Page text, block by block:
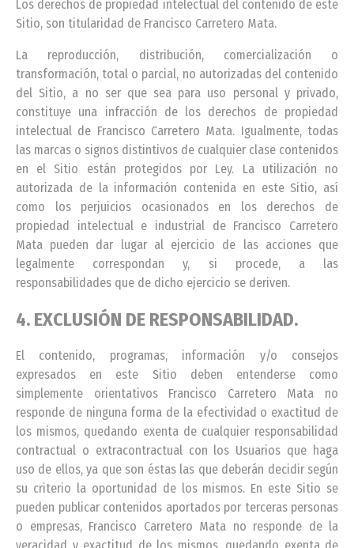
Los derechos de propiedad intelectual del contenido de este
Sitio, son titularidad de Francisco Carretero Mata.
La reproducción, distribución, comercialización o
transformación, total o parcial, no autorizadas del contenido
del Sitio, a no ser que sea para uso personal y privado,
constituye una infracción de los derechos de propiedad
intelectual de Francisco Carretero Mata. Igualmente, todas
las marcas o signos distintivos de cualquier clase contenidos
en el Sitio están protegidos por Ley. La utilización no
autorizada de la información contenida en este Sitio, así
como los perjuicios ocasionados en los derechos de
propiedad intelectual e industrial de Francisco Carretero
Mata pueden dar lugar al ejercicio de las acciones que
legalmente correspondan y, si procede, a las
responsabilidades que de dicho ejercicio se deriven.
4. EXCLUSIÓN DE RESPONSABILIDAD.
El contenido, programas, información y/o consejos
expresados en este Sitio deben entenderse como
simplemente orientativos Francisco Carretero Mata no
responde de ninguna forma de la efectividad o exactitud de
los mismos, quedando exenta de cualquier responsabilidad
contractual o extracontractual con los Usuarios que haga
uso de ellos, ya que son éstas las que deberán decidir según
su criterio la oportunidad de los mismos. En este Sitio se
pueden publicar contenidos aportados por terceras personas
o empresas, Francisco Carretero Mata no responde de la
veracidad y exactitud de los mismos, quedando exenta de